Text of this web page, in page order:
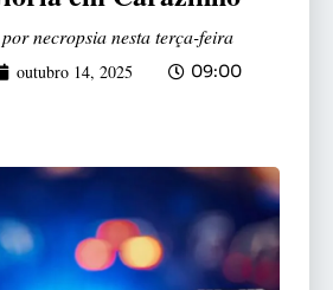
necropsia nesta terça-feira
outubro 14, 2025 09:00